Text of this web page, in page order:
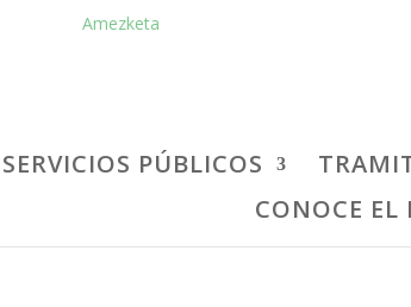
SERVICIOS PÚBLICOS
CONOCE EL